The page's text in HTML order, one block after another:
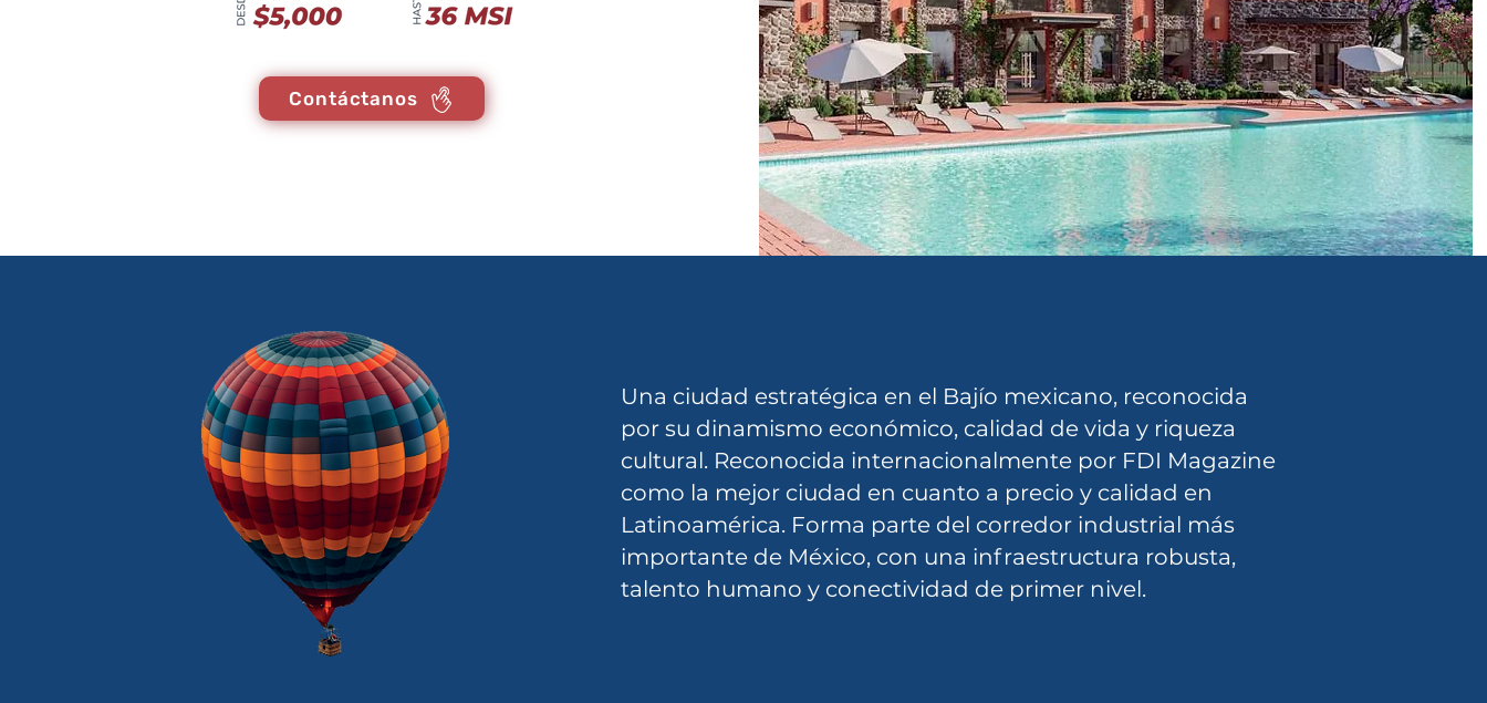
Contáctanos
Una ciudad estratégica en el Bajío mexicano, reconocida
por su dinamismo económico, calidad de vida y riqueza
cultural. Reconocida internacionalmente por FDI Magazine
como la mejor ciudad en cuanto a precio y calidad en
Latinoamérica. Forma parte del corredor industrial más
importante de México, con una infraestructura robusta,
talento humano y conectividad de primer nivel.